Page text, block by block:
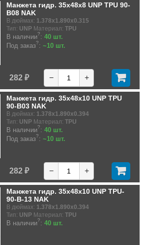
Манжета гидр. 35x48x8 UNP TPU 90-
B08 NAK
В дюймах: 1.378x1.890x0.315
Тип: UNP Материал: TPU
В наличии?: 40 шт.
Под заказ?: ~10 шт.
282 ₽ − +
Манжета гидр. 35x48x10 UNP TPU
90-B03 NAK
В дюймах: 1.378x1.890x0.394
Тип: UNP Материал: TPU
В наличии?: 40 шт.
Под заказ?: ~10 шт.
282 ₽ − +
Манжета гидр. 35x48x10 UNP TPU-
90-B-13 NAK
В дюймах: 1.378x1.890x0.394
Тип: UNP Материал: TPU
В наличии?: 40 шт.